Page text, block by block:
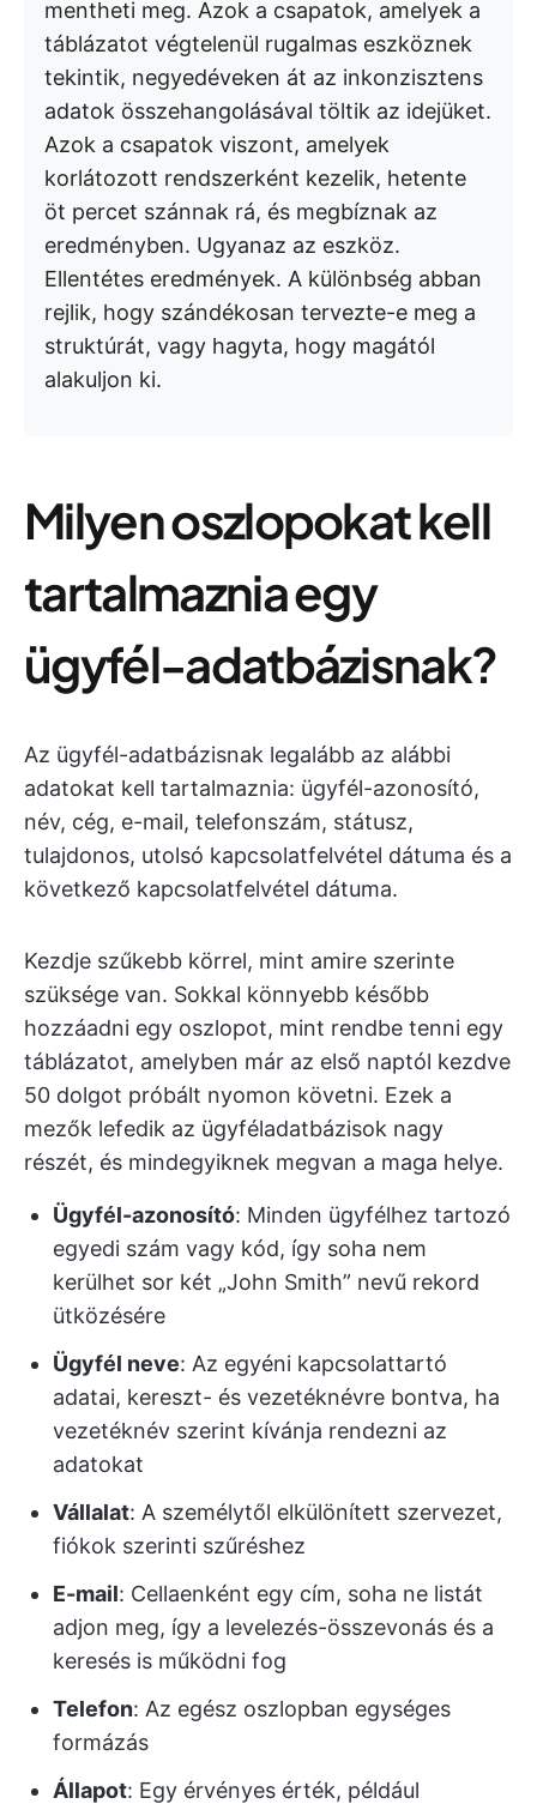
mentheti meg. Azok a csapatok, amelyek a
táblázatot végtelenül rugalmas eszköznek
tekintik, negyedéveken át az inkonzisztens
adatok összehangolásával töltik az idejüket.
Azok a csapatok viszont, amelyek
korlátozott rendszerként kezelik, hetente
öt percet szánnak rá, és megbíznak az
eredményben. Ugyanaz az eszköz.
Ellentétes eredmények. A különbség abban
rejlik, hogy szándékosan tervezte-e meg a
struktúrát, vagy hagyta, hogy magától
alakuljon ki.
Milyen oszlopokat kell
tartalmaznia egy
ügyfél-adatbázisnak?
Az ügyfél-adatbázisnak legalább az alábbi
adatokat kell tartalmaznia: ügyfél-azonosító,
név, cég, e-mail, telefonszám, státusz,
tulajdonos, utolsó kapcsolatfelvétel dátuma és a
következő kapcsolatfelvétel dátuma.
Kezdje szűkebb körrel, mint amire szerinte
szüksége van. Sokkal könnyebb később
hozzáadni egy oszlopot, mint rendbe tenni egy
táblázatot, amelyben már az első naptól kezdve
50 dolgot próbált nyomon követni. Ezek a
mezők lefedik az ügyféladatbázisok nagy
részét, és mindegyiknek megvan a maga helye.
Ügyfél-azonosító: Minden ügyfélhez tartozó
egyedi szám vagy kód, így soha nem
kerülhet sor két „John Smith” nevű rekord
ütközésére
Ügyfél neve: Az egyéni kapcsolattartó
adatai, kereszt- és vezetéknévre bontva, ha
vezetéknév szerint kívánja rendezni az
adatokat
Vállalat: A személytől elkülönített szervezet,
fiókok szerinti szűréshez
E-mail: Cellaenként egy cím, soha ne listát
adjon meg, így a levelezés-összevonás és a
keresés is működni fog
Telefon: Az egész oszlopban egységes
formázás
Állapot: Egy érvényes érték, például